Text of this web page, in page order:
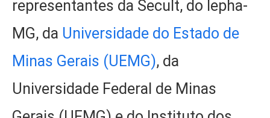
representantes da Secult, do Iepha-
MG, da Universidade do Estado de
Minas Gerais (UEMG), da
Universidade Federal de Minas